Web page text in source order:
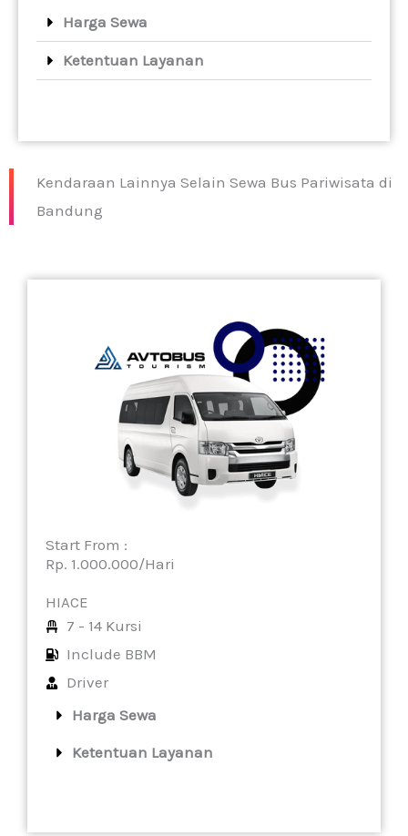
Harga Sewa
Ketentuan Layanan
Kendaraan Lainnya Selain Sewa Bus Pariwisata di
Bandung
Start From :
Rp. 1.000.000/Hari
HIACE
7 - 14 Kursi
Include BBM
Driver
Harga Sewa
Ketentuan Layanan